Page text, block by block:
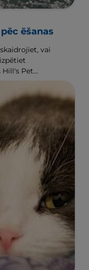
vemj pēc ēšanas
vai
Hill's Pet